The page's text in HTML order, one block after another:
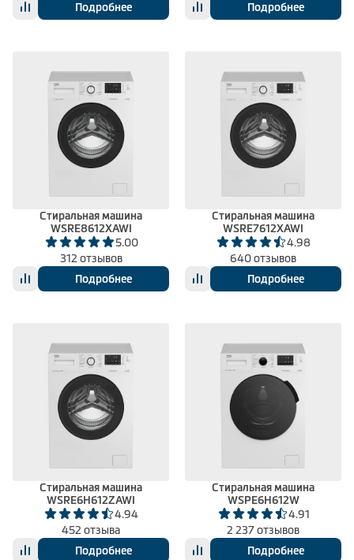
Подробнее
Подробнее
Стиральная машина
WSRE8612XAWI
5.00
312 отзывов
Подробнее
Стиральная машина
WSRE7612XAWI
4.98
640 отзывов
Подробнее
Стиральная машина
WSRE6H612ZAWI
4.94
452 отзыва
Подробнее
Стиральная машина
WSPE6H612W
4.91
2 237 отзывов
Подробнее